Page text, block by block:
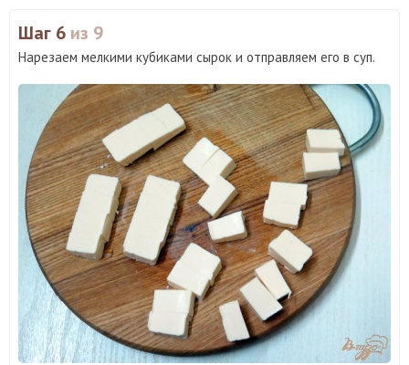
Шаг 6 из 9
Нарезаем мелкими кубиками сырок и отправляем его в суп.